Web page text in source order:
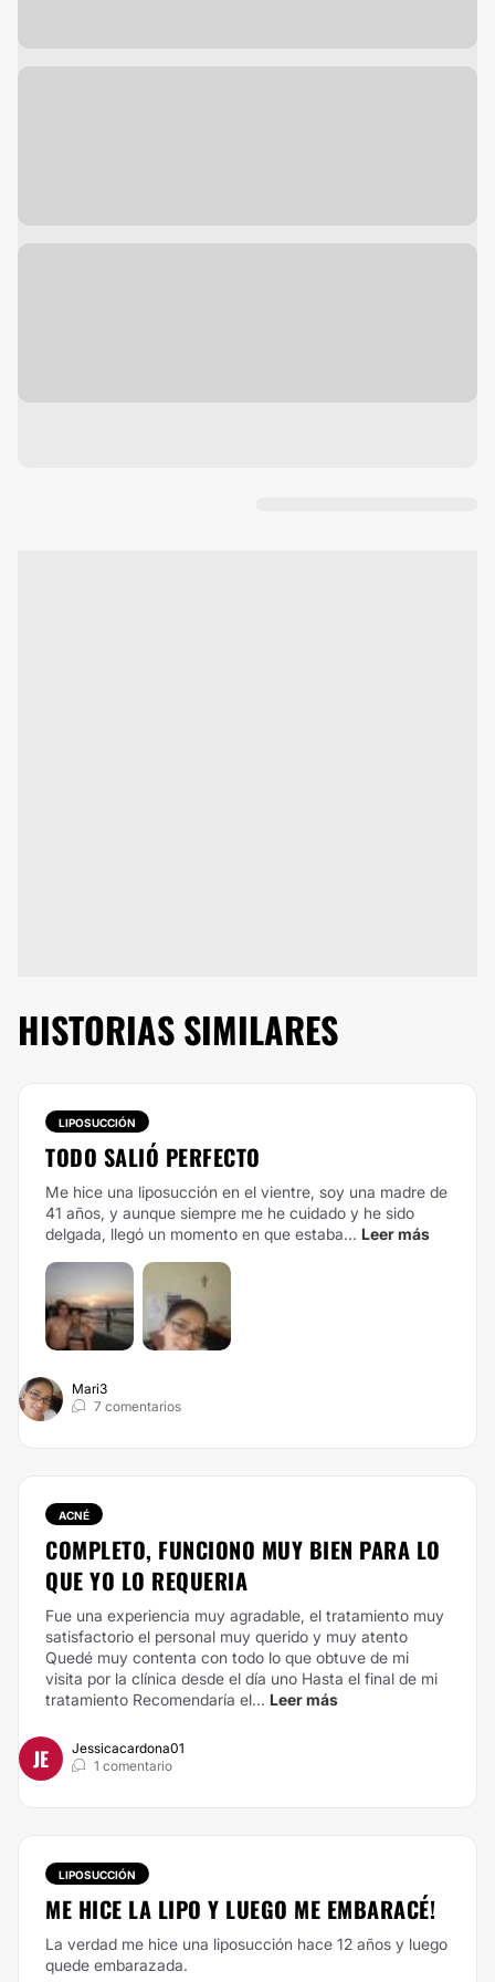
HISTORIAS SIMILARES
LIPOSUCCIÓN
TODO SALIÓ PERFECTO
Me hice una liposucción en el vientre, soy una madre de
41 años, y aunque siempre me he cuidado y he sido
delgada, llegó un momento en que estaba... Leer más
Mari3
7 comentarios
ACNÉ
COMPLETO, FUNCIONO MUY BIEN PARA LO
QUE YO LO REQUERIA
Fue una experiencia muy agradable, el tratamiento muy
satisfactorio el personal muy querido y muy atento
Quedé muy contenta con todo lo que obtuve de mi
visita por la clínica desde el día uno Hasta el final de mi
tratamiento Recomendaría el... Leer más
JE
Jessicacardona01
1 comentario
LIPOSUCCIÓN
ME HICE LA LIPO Y LUEGO ME EMBARACÉ!
La verdad me hice una liposucción hace 12 años y luego
quede embarazada.